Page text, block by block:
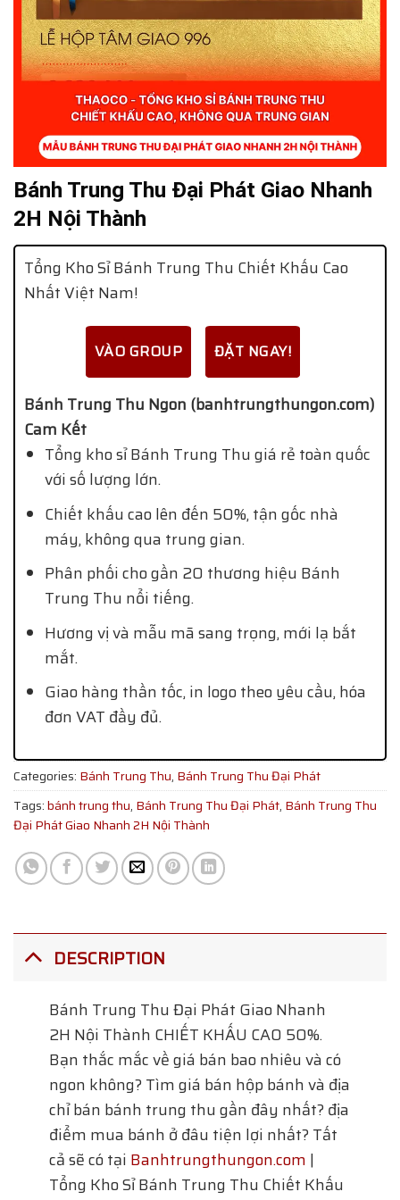
Bánh Trung Thu Đại Phát Giao Nhanh
2H Nội Thành
Tổng Kho Sỉ Bánh Trung Thu Chiết Khấu Cao
Nhất Việt Nam!
VÀO GROUP ĐẶT NGAY!
Bánh Trung Thu Ngon (banhtrungthungon.com)
Cam Kết
Tổng kho sỉ Bánh Trung Thu giá rẻ toàn quốc
với số lượng lớn.
Chiết khấu cao lên đến 50%, tận gốc nhà
máy, không qua trung gian.
Phân phối cho gần 20 thương hiệu Bánh
Trung Thu nổi tiếng.
Hương vị và mẫu mã sang trọng, mới lạ bắt
mắt.
Giao hàng thần tốc, in logo theo yêu cầu, hóa
đơn VAT đầy đủ.
Categories: Bánh Trung Thu, Bánh Trung Thu Đại Phát
Tags:bánh trung thu, Bánh Trung Thu Đại Phát, Bánh Trung Thu
Đại Phát Giao Nhanh 2H Nội Thành
DESCRIPTION
Bánh Trung Thu Đại Phát Giao Nhanh
2H Nội Thành CHIẾT KHẤU CAO 50%.
Bạn thắc mắc về giá bán bao nhiêu và có
ngon không? Tìm giá bán hộp bánh và địa
chỉ bán bánh trung thu gần đây nhất? địa
điểm mua bánh ở đâu tiện lợi nhất? Tất
cả sẽ có tại Banhtrungthungon.com |
Tổng Kho Sỉ Bánh Trung Thu Chiết Khấu